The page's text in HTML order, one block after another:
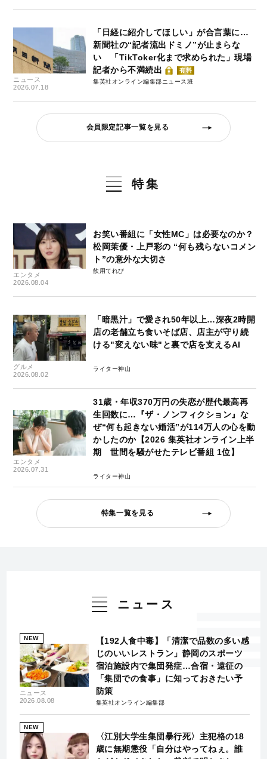
ニュース
2026.07.18
「日経に紹介してほしい」が合言葉に…
新聞社の“記者流出ドミノ”が止まらな
い 「TikToker化まで求められた」現場
記者から不満続出
有料
集英社オンライン編集部ニュース班
会員限定記事一覧を見る
特集
エンタメ
2026.08.04
お笑い番組に「女性MC」は必要なのか？
松岡茉優・上戸彩の “何も残らないコメン
ト”の意外な大切さ
飲用てれび
グルメ
2026.08.02
「暗黒汁」で愛され50年以上…深夜2時開
店の老舗立ち食いそば店、店主が守り続
ける"変えない味"と裏で店を支えるAI
ライター神山
エンタメ
2026.07.31
31歳・年収370万円の失恋が歴代最高再
生回数に…『ザ・ノンフィクション』な
ぜ“何も起きない婚活”が114万人の心を動
かしたのか【2026 集英社オンライン上半
期 世間を騒がせたテレビ番組 1位】
ライター神山
特集一覧を見る
ニュース
NEW
ニュース
2026.08.08
【192人食中毒】「清潔で品数の多い感
じのいいレストラン」静岡のスポーツ
宿泊施設内で集団発症…合宿・遠征の
「集団での食事」に知っておきたい予
防策
集英社オンライン編集部
NEW
〈江別大学生集団暴行死〉主犯格の18
歳に無期懲役「自分はやってねぇ。誰